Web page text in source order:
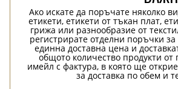
Ако искате да поръчате няколко
етикети, етикети от тъкан плат,
грижа или разнообразие от
регистрирате отделни поръчки
единна доставна цена и
общото количество продукти
имейл с фактура, в която ще
за доставка по обем и